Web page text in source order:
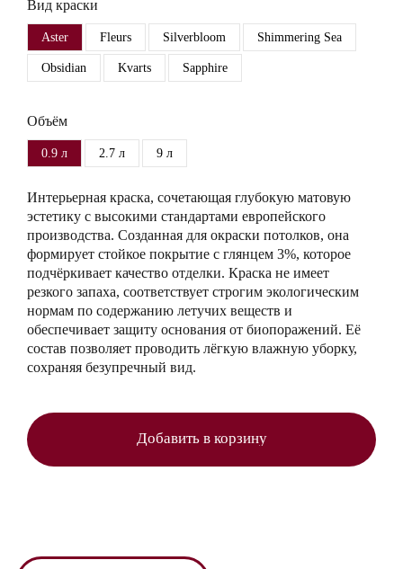
Вид краски
Aster Fleurs Silverbloom Shimmering Sea
Obsidian Kvarts Sapphire
Объём
0.9 л 2.7 л 9 л
Интерьерная краска, сочетающая глубокую матовую
эстетику с высокими стандартами европейского
производства. Созданная для окраски потолков, она
формирует стойкое покрытие с глянцем 3%, которое
подчёркивает качество отделки. Краска не имеет
резкого запаха, соответствует строгим экологическим
нормам по содержанию летучих веществ и
обеспечивает защиту основания от биопоражений. Её
состав позволяет проводить лёгкую влажную уборку,
сохраняя безупречный вид.
Добавить в корзину